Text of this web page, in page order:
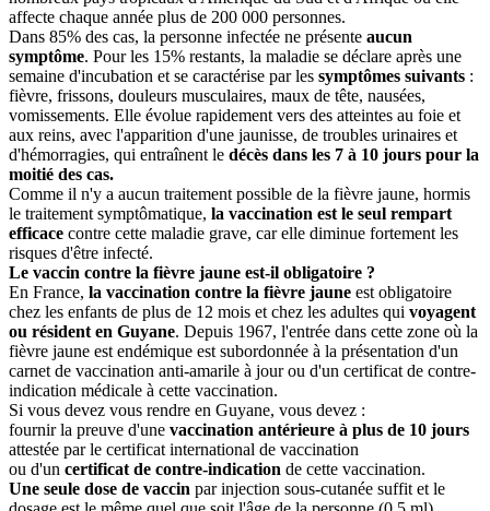
affecte chaque année plus de 200 000 personnes.
Dans 85% des cas, la personne infectée ne présente aucun
symptôme. Pour les 15% restants, la maladie se déclare après une
semaine d'incubation et se caractérise par les symptômes suivants :
fièvre, frissons, douleurs musculaires, maux de tête, nausées,
vomissements. Elle évolue rapidement vers des atteintes au foie et
aux reins, avec l'apparition d'une jaunisse, de troubles urinaires et
d'hémorragies, qui entraînent le décès dans les 7 à 10 jours pour la
moitié des cas.
Comme il n'y a aucun traitement possible de la fièvre jaune, hormis
le traitement symptômatique, la vaccination est le seul rempart
efficace contre cette maladie grave, car elle diminue fortement les
risques d'être infecté.
Le vaccin contre la fièvre jaune est-il obligatoire ?
En France, la vaccination contre la fièvre jaune est obligatoire
chez les enfants de plus de 12 mois et chez les adultes qui voyagent
ou résident en Guyane. Depuis 1967, l'entrée dans cette zone où la
fièvre jaune est endémique est subordonnée à la présentation d'un
carnet de vaccination anti-amarile à jour ou d'un certificat de contre-
indication médicale à cette vaccination.
Si vous devez vous rendre en Guyane, vous devez :
fournir la preuve d'une vaccination antérieure à plus de 10 jours
attestée par le certificat international de vaccination
ou d'un certificat de contre-indication de cette vaccination.
Une seule dose de vaccin par injection sous-cutanée suffit et le